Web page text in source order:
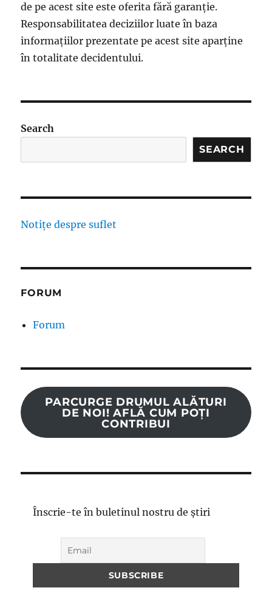
de pe acest site este oferita fără garanție.
Responsabilitatea deciziilor luate în baza
informațiilor prezentate pe acest site aparține
în totalitate decidentului.
Search
SEARCH
Notițe despre suflet
FORUM
Forum
PARCURGE DRUMUL ALĂTURI
DE NOI! AFLĂ CUM POȚI
CONTRIBUI
Înscrie-te în buletinul nostru de știri